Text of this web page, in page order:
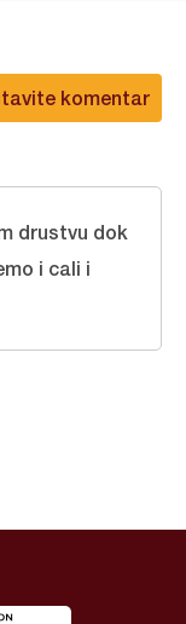
komentar
drustvu dok
i cali i